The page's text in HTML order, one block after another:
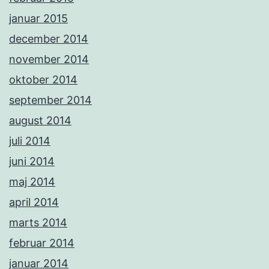
januar 2015
december 2014
november 2014
oktober 2014
september 2014
august 2014
juli 2014
juni 2014
maj 2014
april 2014
marts 2014
februar 2014
januar 2014